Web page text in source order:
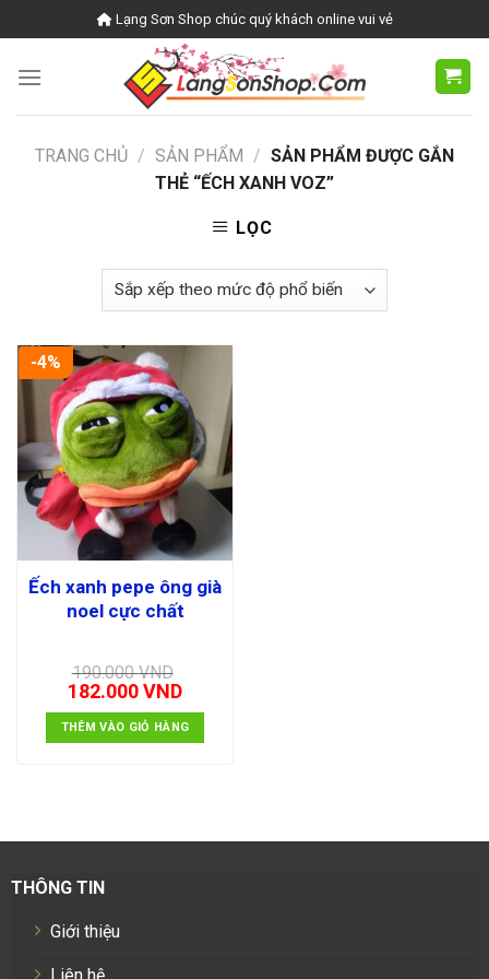
to
content
Lạng Sơn Shop chúc quý khách online vui vẻ
TRANG CHỦ / SẢN PHẨM / SẢN PHẨM ĐƯỢC GẮN
THẺ “ẾCH XANH VOZ”
LỌC
-4%
Ếch xanh pepe ông già
noel cực chất
190.000VND
Giá
gốc
là:
190.000 VND.
182.000VNDGiá
hiện
tại
là:
THÊM VÀO GIỎ HÀNG
THÔNG TIN
Giới thiệu